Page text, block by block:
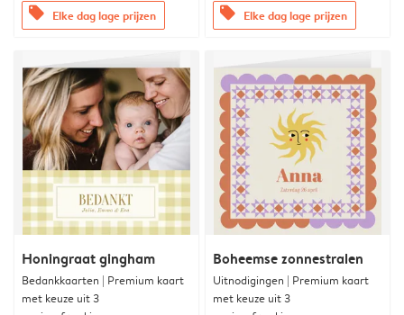
offers Elke dag lage prijzen offers Elke dag lage prijzen
Honingraat gingham
Bedankkaarten | Premium kaart
met keuze uit 3
Boheemse zonnestralen
Uitnodigingen | Premium kaart
met keuze uit 3